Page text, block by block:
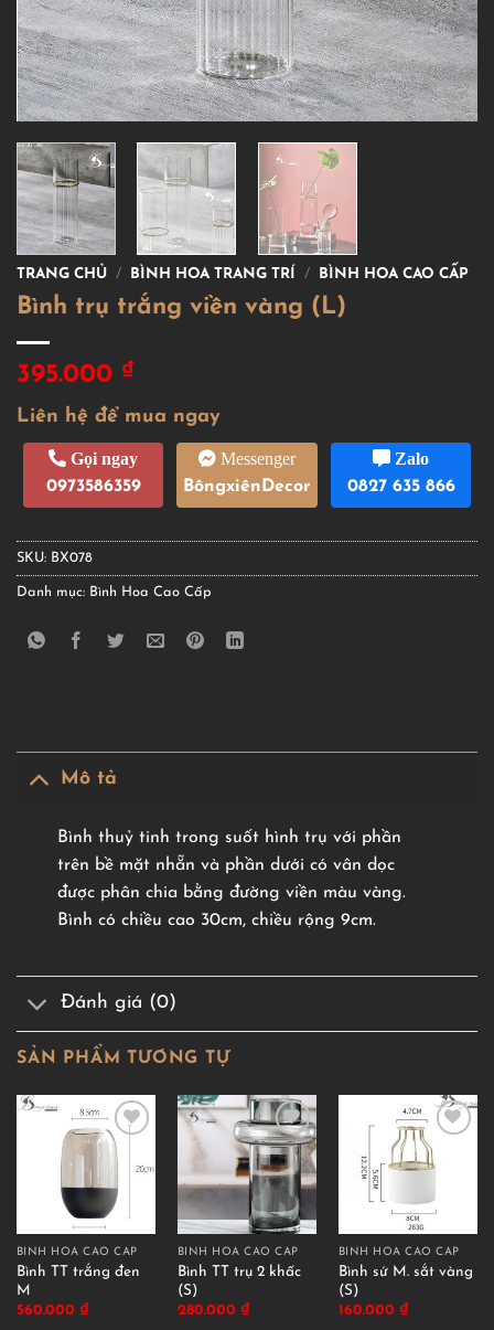
TRANG CHỦ / BÌNH HOA TRANG TRÍ / BÌNH HOA CAO CẤP
Bình trụ trắng viền vàng (L)
395.000 ₫
Liên hệ để mua ngay
Gọi ngay
0973586359
Messenger
BôngxiênDecor
Zalo
0827 635 866
SKU: BX078
Danh mục: Bình Hoa Cao Cấp
Mô tả
Bình thuỷ tinh trong suốt hình trụ với phần
trên bề mặt nhẵn và phần dưới có vân dọc
được phân chia bằng đường viền màu vàng.
Bình có chiều cao 30cm, chiều rộng 9cm.
Đánh giá (0)
SẢN PHẨM TƯƠNG TỰ
BÌNH HOA CAO CẤP
Bình TT trắng đen
M
560.000 ₫
BÌNH HOA CAO CẤP
Bình TT trụ 2 khấc
(S)
280.000 ₫
BÌNH HOA CAO CẤP
Bình sứ M. sắt vàng
(S)
160.000 ₫